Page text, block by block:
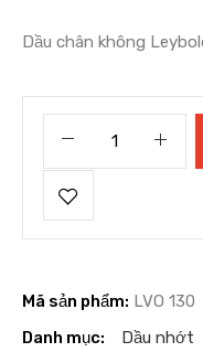
Dầu chân không
Mã sản phẩm: LVO 130
Danh mục:
Dầu nhớt